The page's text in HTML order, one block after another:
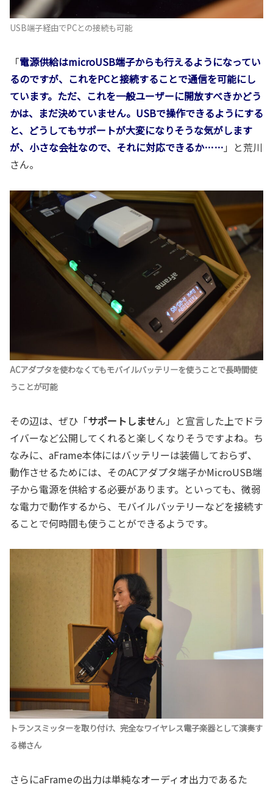
USB端子経由でPCとの接続も可能
「電源供給はmicroUSB端子からも行えるようになってい
るのですが、これをPCと接続することで通信を可能にし
ています。ただ、これを一般ユーザーに開放すべきかどう
かは、まだ決めていません。USBで操作できるようにする
と、どうしてもサポートが大変になりそうな気がします
が、小さな会社なので、それに対応できるか…… 」と荒川
さん。
ACアダプタを使わなくてもモバイルバッテリーを使うことで長時間使
うことが可能
その辺は、ぜひ「サポートしません」と宣言した上でドラ
イバーなど公開してくれると楽しくなりそうですよね。ち
なみに、aFrame本体にはバッテリーは装備しておらず、
動作させるためには、そのACアダプタ端子かMicroUSB端
子から電源を供給する必要があります。といっても、微弱
な電力で動作するから、モバイルバッテリーなどを接続す
ることで何時間も使うことができるようです。
トランスミッターを取り付け、完全なワイヤレス電子楽器として演奏す
る梯さん
さらにaFrameの出力は単純なオーディオ出力であるた